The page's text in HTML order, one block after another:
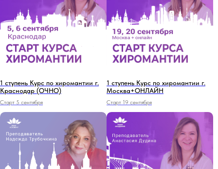
1 ступень Курс по хиромантии г.
Краснодар (ОЧНО)
Старт 5 сентября
1 ступень Курс по хиромантии г.
Москва+ОНЛАЙН
Старт 19 сентября